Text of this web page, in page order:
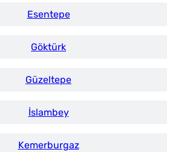
Esentepe
Göktürk
Güzeltepe
İslambey
Kemerburgaz